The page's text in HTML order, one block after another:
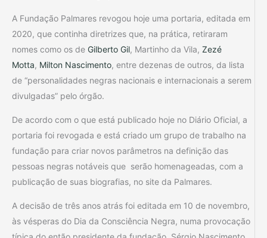
A Fundação Palmares revogou hoje uma portaria, editada em
2020, que continha diretrizes que, na prática, retiraram
nomes como os de Gilberto Gil, Martinho da Vila, Zezé
Motta, Milton Nascimento, entre dezenas de outros, da lista
de “personalidades negras nacionais e internacionais a serem
divulgadas” pelo órgão.
De acordo com o que está publicado hoje no Diário Oficial, a
portaria foi revogada e está criado um grupo de trabalho na
fundação para criar novos parâmetros na definição das
pessoas negras notáveis que serão homenageadas, com a
publicação de suas biografias, no site da Palmares.
A decisão de três anos atrás foi editada em 10 de novembro,
às vésperas do Dia da Consciência Negra, numa provocação